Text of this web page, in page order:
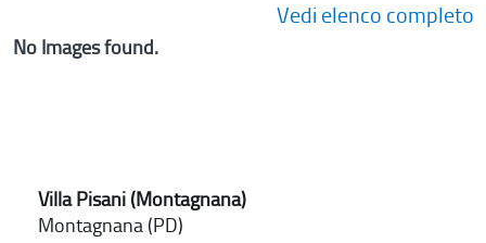
Vedi elenco completo
No Images found.
Villa Pisani (Montagnana)
Montagnana (PD)